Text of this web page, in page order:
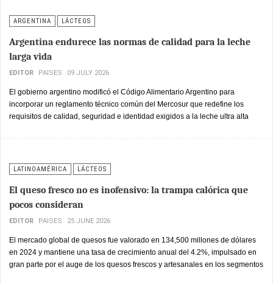
ARGENTINA LÁCTEOS
Argentina endurece las normas de calidad para la leche
larga vida
EDITOR PAISES 09 JULY 2026
El gobierno argentino modificó el Código Alimentario Argentino para
incorporar un reglamento técnico común del Mercosur que redefine los
requisitos de calidad, seguridad e identidad exigidos a la leche ultra alta
marcas del segmento larga vida en el país.
LATINOAMÉRICA LÁCTEOS
El queso fresco no es inofensivo: la trampa calórica que
pocos consideran
EDITOR PAISES 25 JUNE 2026
El mercado global de quesos fue valorado en 134,500 millones de dólares
en 2024 y mantiene una tasa de crecimiento anual del 4.2%, impulsado en
gran parte por el auge de los quesos frescos y artesanales en los segmentos